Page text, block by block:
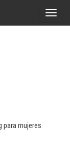
A
para mujeres